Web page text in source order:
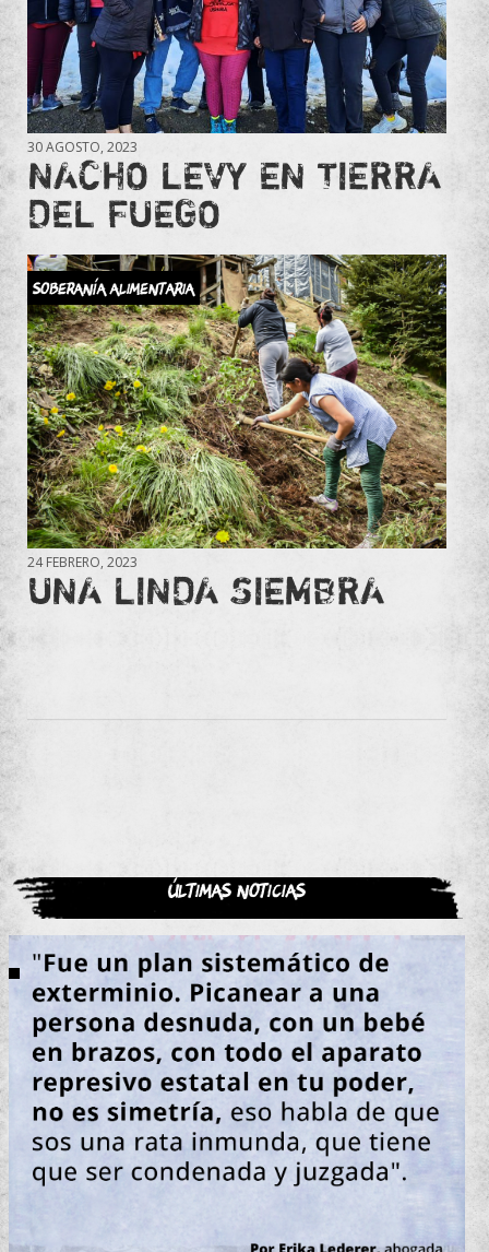
30 AGOSTO, 2023
NACHO LEVY EN TIERRA
DEL FUEGO
Soberanía Alimentaria
24 FEBRERO, 2023
UNA LINDA SIEMBRA
Últimas noticias